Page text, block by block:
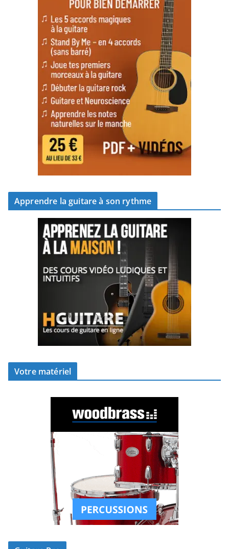
Apprendre la guitare à son rythme
Votre matériel